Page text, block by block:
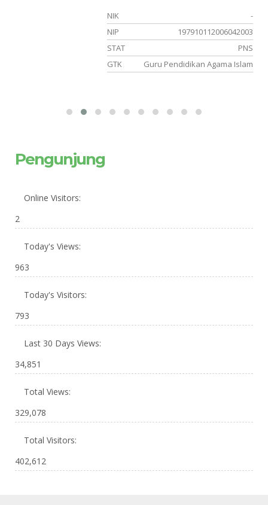
NIK
-
NIP
197910112006042003
STAT
PNS
GTK
Guru Pendidikan Agama Islam
Pengunjung
Online Visitors:
2
Today's Views:
963
Today's Visitors:
793
Last 30 Days Views:
34,851
Total Views:
329,078
Total Visitors:
402,612